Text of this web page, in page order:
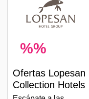
%%
Ofertas Lopesan
Collection Hotels